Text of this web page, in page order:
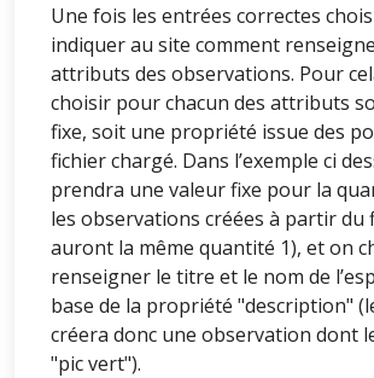
Une fois les entrées correctes
indiquer au site comment
attributs des observations. Pour
choisir pour chacun des attributs
fixe, soit une propriété issue des
fichier chargé. Dans l’exemple ci
prendra une valeur fixe pour la
les observations créées à partir du
auront la même quantité 1), et on
renseigner le titre et le nom de
base de la propriété "description"
créera donc une observation dont
"pic vert").